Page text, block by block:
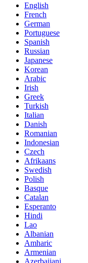
English
French
German
Portuguese
Spanish
Russian
Japanese
Korean
Arabic
Irish
Greek
Turkish
Italian
Danish
Romanian
Indonesian
Czech
Afrikaans
Swedish
Polish
Basque
Catalan
Esperanto
Hindi
Lao
Albanian
Amharic
Armenian
Azerbaijani